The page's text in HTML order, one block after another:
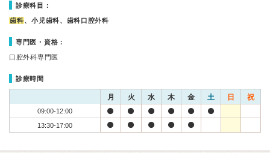
診療科目：
歯科、小児歯科、歯科口腔外科
専門医・資格：
口腔外科専門医
診療時間
月 火 水 木 金 土 日 祝
09:00-12:00
13:30-17:00